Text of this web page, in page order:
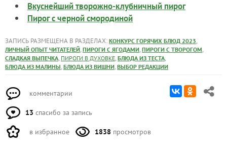
Вкуснейший творожно-клубничный пирог
Пирог с черной смородиной
ЗАПИСЬ РАЗМЕЩЕНА В РАЗДЕЛАХ: КОНКУРС ГОРЯЧИХ БЛЮД 2023,
ЛИЧНЫЙ ОПЫТ ЧИТАТЕЛЕЙ, ПИРОГИ С ЯГОДАМИ, ПИРОГИ С ТВОРОГОМ,
СЛАДКАЯ ВЫПЕЧКА, ПИРОГИ В ДУХОВКЕ, БЛЮДА ИЗ ТЕСТА,
БЛЮДА ИЗ МАЛИНЫ, БЛЮДА ИЗ ВИШНИ, ВЫБОР РЕДАКЦИИ
комментарии
13 спасибо за запись
в избранное 1838 просмотров